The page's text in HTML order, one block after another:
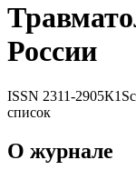
России
ISSN 2311-2905К1
список
О журнале